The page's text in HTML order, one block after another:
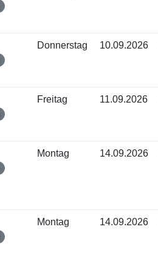
Donnerstag 10.09.2026
Freitag 11.09.2026
Montag 14.09.2026
Montag 14.09.2026